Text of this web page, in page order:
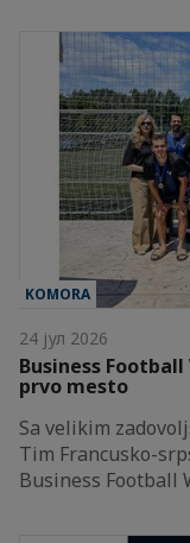
KOMORA
24 јул 2026
Business
prvo mesto
Sa velikim
Tim Francusko-
Business Football